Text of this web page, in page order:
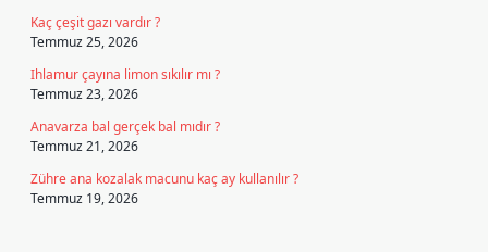
Kaç çeşit gazı vardır ?
Temmuz 25, 2026
Ihlamur çayına limon sıkılır mı ?
Temmuz 23, 2026
Anavarza bal gerçek bal mıdır ?
Temmuz 21, 2026
Zühre ana kozalak macunu kaç ay kullanılır ?
Temmuz 19, 2026